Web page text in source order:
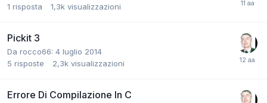
1 risposta 1,3k visualizzazioni
Pickit 3
Da rocco66: 4 luglio 2014
5 risposte 2,3k visualizzazioni
Errore Di Compilazione In C